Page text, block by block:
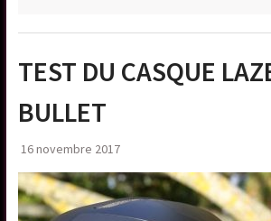
TEST DU CASQUE
BULLET
16 novembre 2017